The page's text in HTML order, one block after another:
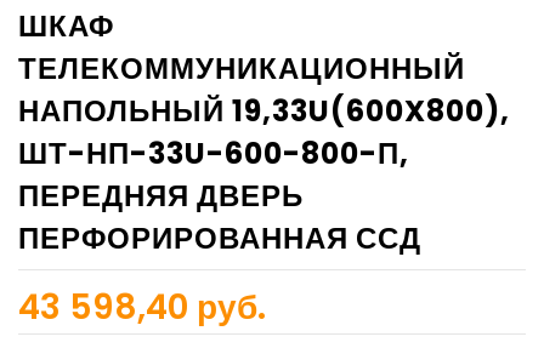
ШКАФ
ТЕЛЕКОММУНИКАЦИОННЫЙ
НАПОЛЬНЫЙ 19,33U(600X800),
ШТ-НП-33U-600-800-П,
ПЕРЕДНЯЯ ДВЕРЬ
ПЕРФОРИРОВАННАЯ ССД
43 598,40 руб.